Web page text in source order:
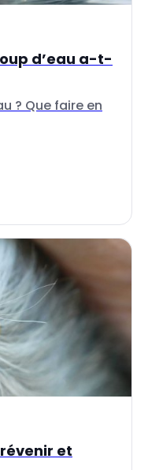
d’eau a-t-
? Que faire en
et